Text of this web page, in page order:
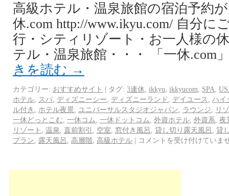
高級ホテル・温泉旅館の宿泊予約
休.com http://www.ikyu.com/ 自分に
行・シティリゾート・お一人様の
テル・温泉旅館・・・ 「一休
きを読む →
カテゴリー: おすすめサイト | タグ: 3連休 ikkyu ikkyucom SPA
ホテル
スパ ディズニーシー ディズニーランド デイユース
ハイ
ル付き
ホテル夜景 ユニバーサルスタジオジャパン ラウンジ
リ
一休どっとこむ 一休コム 一休ドットコム 外資ホテル 外資系 夜
リゾート
温泉 直前割引 空室 窓付き風呂 貸し切り露天風呂
貸
プラン
露天風呂 高層階 高級ホテル | コメントを受け付けていま